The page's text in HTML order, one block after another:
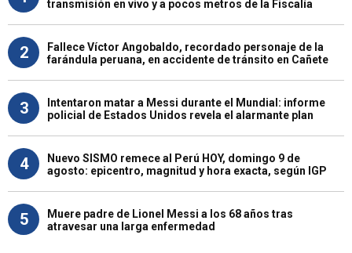
transmisión en vivo y a pocos metros de la Fiscalía
2
Fallece Víctor Angobaldo, recordado personaje de la
farándula peruana, en accidente de tránsito en Cañete
3
Intentaron matar a Messi durante el Mundial: informe
policial de Estados Unidos revela el alarmante plan
4
Nuevo SISMO remece al Perú HOY, domingo 9 de
agosto: epicentro, magnitud y hora exacta, según IGP
5
Muere padre de Lionel Messi a los 68 años tras
atravesar una larga enfermedad